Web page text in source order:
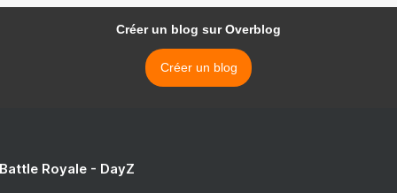
Créer un blog sur Overblog
Créer un blog
Royale - DayZ